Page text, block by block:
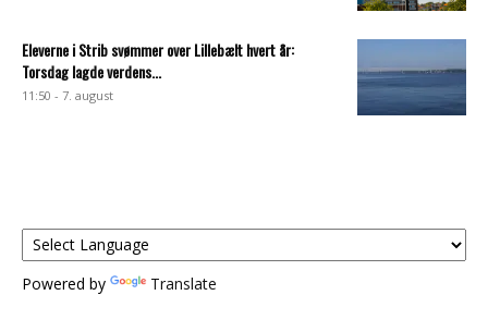
Eleverne i Strib svømmer over Lillebælt hvert år:
Torsdag lagde verdens...
11:50 - 7. august
Powered by Translate